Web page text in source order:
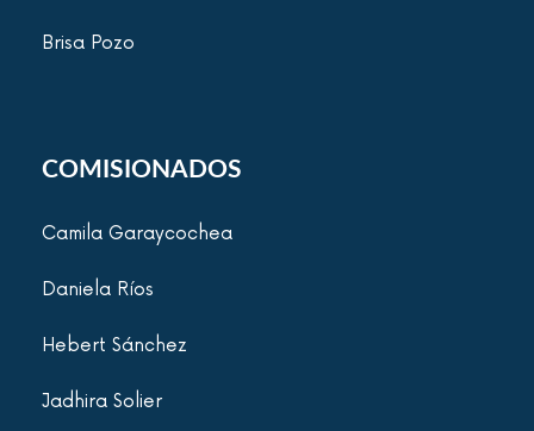
Brisa Pozo
COMISIONADOS
Camila Garaycochea
Daniela Ríos
Hebert Sánchez
Jadhira Solier